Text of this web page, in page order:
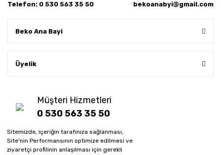
Sitemizde, içeriğin tarafınıza sağlanması,
Site'nin Performansının optimize edilmesi ve
ziyaretçi profilinin anlaşılması için gerekli
Telefon: 0 530 563 35 50
bekoanabyi@gmail.com
Beko Ana Bayi
Üyelik
Müşteri Hizmetleri
0 530 563 35 50
Whatsapp sipariş hattı
0 530 563 35 50